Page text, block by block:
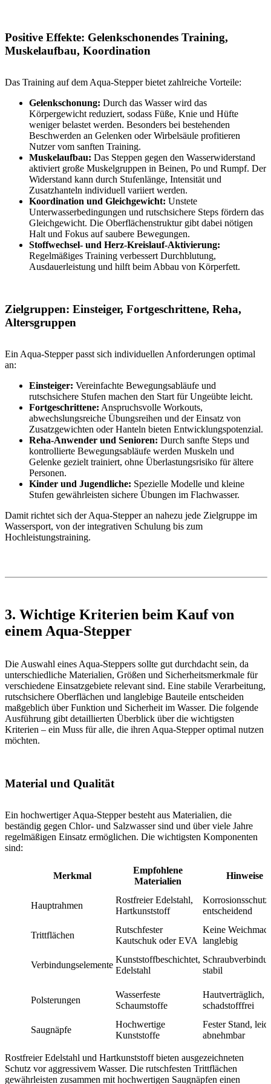
Positive Effekte: Gelenkschonendes Training,
Muskelaufbau, Koordination
Das Training auf dem Aqua-Stepper bietet zahlreiche Vorteile:
Gelenkschonung: Durch das Wasser wird das
Körpergewicht reduziert, sodass Füße, Knie und Hüfte
weniger belastet werden. Besonders bei bestehenden
Beschwerden an Gelenken oder Wirbelsäule profitieren
Nutzer vom sanften Training.
Muskelaufbau: Das Steppen gegen den Wasserwiderstand
aktiviert große Muskelgruppen in Beinen, Po und Rumpf. Der
Widerstand kann durch Stufenlänge, Intensität und
Zusatzhanteln individuell variiert werden.
Koordination und Gleichgewicht: Unstete
Unterwasserbedingungen und rutschsichere Steps fördern das
Gleichgewicht. Die Oberflächenstruktur gibt dabei nötigen
Halt und Fokus auf saubere Bewegungen.
Stoffwechsel- und Herz-Kreislauf-Aktivierung:
Regelmäßiges Training verbessert Durchblutung,
Ausdauerleistung und hilft beim Abbau von Körperfett.
Zielgruppen: Einsteiger, Fortgeschrittene, Reha,
Altersgruppen
Ein Aqua-Stepper passt sich individuellen Anforderungen optimal
an:
Einsteiger: Vereinfachte Bewegungsabläufe und
rutschsichere Stufen machen den Start für Ungeübte leicht.
Fortgeschrittene: Anspruchsvolle Workouts,
abwechslungsreiche Übungsreihen und der Einsatz von
Zusatzgewichten oder Hanteln bieten Entwicklungspotenzial.
Reha-Anwender und Senioren: Durch sanfte Steps und
kontrollierte Bewegungsabläufe werden Muskeln und
Gelenke gezielt trainiert, ohne Überlastungsrisiko für ältere
Personen.
Kinder und Jugendliche: Spezielle Modelle und kleine
Stufen gewährleisten sichere Übungen im Flachwasser.
Damit richtet sich der Aqua-Stepper an nahezu jede Zielgruppe im
Wassersport, von der integrativen Schulung bis zum
Hochleistungstraining.
3. Wichtige Kriterien beim Kauf von
einem Aqua-Stepper
Die Auswahl eines Aqua-Steppers sollte gut durchdacht sein, da
unterschiedliche Materialien, Größen und Sicherheitsmerkmale für
verschiedene Einsatzgebiete relevant sind. Eine stabile Verarbeitung,
rutschsichere Oberflächen und langlebige Bauteile entscheiden
maßgeblich über Funktion und Sicherheit im Wasser. Die folgende
Ausführung gibt detaillierten Überblick über die wichtigsten
Kriterien – ein Muss für alle, die ihren Aqua-Stepper optimal nutzen
möchten.
Material und Qualität
Ein hochwertiger Aqua-Stepper besteht aus Materialien, die
beständig gegen Chlor- und Salzwasser sind und über viele Jahre
regelmäßigen Einsatz ermöglichen. Die wichtigsten Komponenten
sind:
Merkmal
Empfohlene
Materialien
Hinweise
Hauptrahmen
Rostfreier Edelstahl,
Hartkunststoff
Korrosionsschutz
entscheidend
Trittflächen
Rutschfester
Kautschuk oder EVA
Keine
langlebig
Verbindungselemente
Kunststoffbeschichtet,
Edelstahl
stabil
Polsterungen
Wasserfeste
Schaumstoffe
Hautverträglich,
schadstofffrei
Saugnäpfe
Hochwertige
Kunststoffe
Fester Stand,
abnehmbar
Rostfreier Edelstahl und Hartkunststoff bieten ausgezeichneten
Schutz vor aggressivem Wasser. Die rutschfesten Trittflächen
gewährleisten zusammen mit hochwertigen Saugnäpfen einen